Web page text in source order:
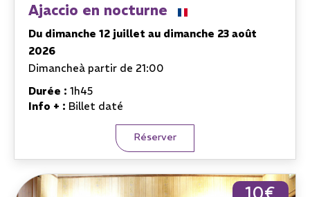
Ajaccio en nocturne
Du dimanche 12 juillet au dimanche 23 août
2026
Dimancheà partir de 21:00
Durée : 1h45
Info + : Billet daté
Réserver
10€